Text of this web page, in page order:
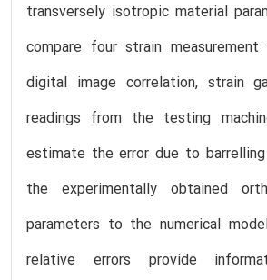
transversely isotropic material
compare four strain measurement
digital image correlation, strain
readings from the testing
estimate the error due to
the experimentally obtained
parameters to the numerical
relative errors provide